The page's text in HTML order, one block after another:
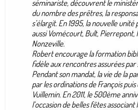
séminariste, découvrent le
du nombre des prêtres, la
s’élargit. En 1995, la nouvelle
aussi Vomécourt, Bult, Pierrepont,
Nonzeville.
Robert encourage la formation
fidèle aux rencontres assurées
Pendant son mandat, la vie de la
par les ordinations de François
Vuillemin. En 2011, le 500ème
l’occasion de belles fêtes associant